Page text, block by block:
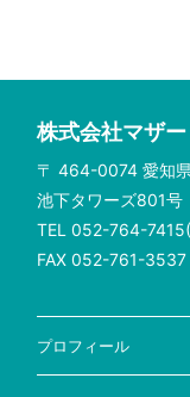
株式会社マザ
〒 464-0074 愛知
池下タワーズ801号
TEL 052-764-
FAX 052-761-3537
プロフィール